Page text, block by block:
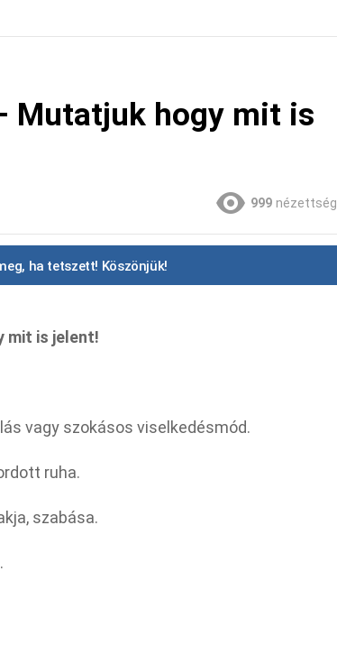
Mutatjuk hogy mit is
999 nézettség
ha tetszett! Köszönjük!
mit is jelent!
vagy szokásos viselkedésmód.
ruha.
szabása.